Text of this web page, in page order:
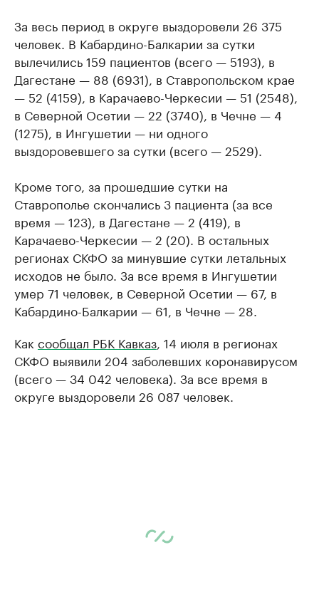
За весь период в округе выздоровели 26 375
человек. В Кабардино-Балкарии за сутки
вылечились 159 пациентов (всего — 5193), в
Дагестане — 88 (6931), в Ставропольском крае
— 52 (4159), в Карачаево-Черкесии — 51 (2548),
в Северной Осетии — 22 (3740), в Чечне — 4
(1275), в Ингушетии — ни одного
выздоровевшего за сутки (всего — 2529).
Кроме того, за прошедшие сутки на
Ставрополье скончались 3 пациента (за все
время — 123), в Дагестане — 2 (419), в
Карачаево-Черкесии — 2 (20). В остальных
регионах СКФО за минувшие сутки летальных
исходов не было. За все время в Ингушетии
умер 71 человек, в Северной Осетии — 67, в
Кабардино-Балкарии — 61, в Чечне — 28.
Как сообщал РБК Кавказ, 14 июля в регионах
СКФО выявили 204 заболевших коронавирусом
(всего — 34 042 человека). За все время в
округе выздоровели 26 087 человек.